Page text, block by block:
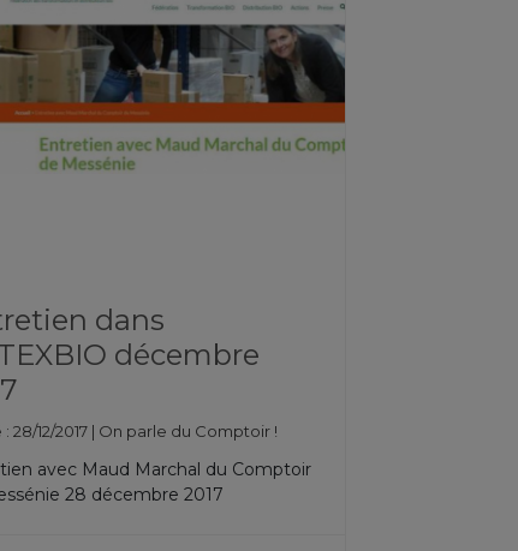
dans
décembre
28/12/2017 | On parle du Comptoir !
avec Maud Marchal du Comptoir
28 décembre 2017